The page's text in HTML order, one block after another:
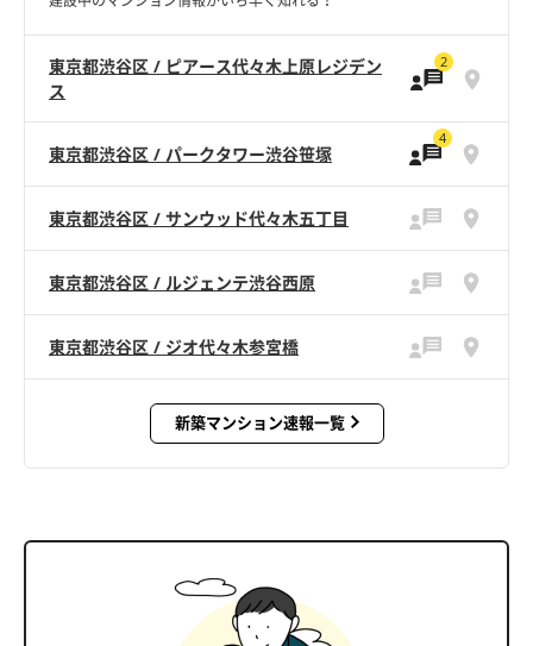
東京都渋谷区 / ピアース代々木上原レジデン
ス
2
東京都渋谷区 / パークタワー渋谷笹塚
4
東京都渋谷区 / サンウッド代々木五丁目
東京都渋谷区 / ルジェンテ渋谷西原
東京都渋谷区 / ジオ代々木参宮橋
新築マンション速報一覧